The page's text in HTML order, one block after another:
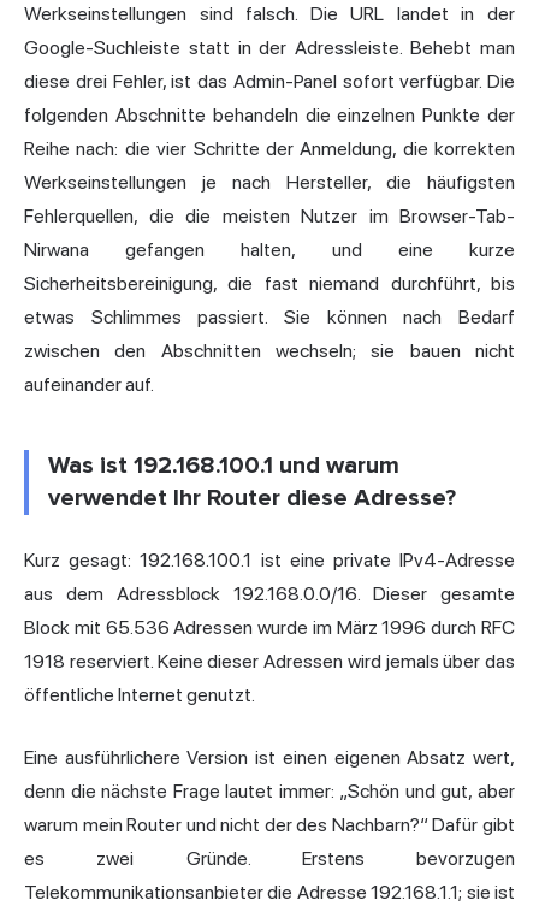
Werkseinstellungen sind falsch. Die URL landet in der
Google-Suchleiste statt in der Adressleiste. Behebt man
diese drei Fehler, ist das Admin-Panel sofort verfügbar. Die
folgenden Abschnitte behandeln die einzelnen Punkte der
Reihe nach: die vier Schritte der Anmeldung, die korrekten
Werkseinstellungen je nach Hersteller, die häufigsten
Fehlerquellen, die die meisten Nutzer im Browser-Tab-
Nirwana gefangen halten, und eine kurze
Sicherheitsbereinigung, die fast niemand durchführt, bis
etwas Schlimmes passiert. Sie können nach Bedarf
zwischen den Abschnitten wechseln; sie bauen nicht
aufeinander auf.
Was ist 192.168.100.1 und warum
verwendet Ihr Router diese Adresse?
Kurz gesagt: 192.168.100.1 ist eine private IPv4-Adresse
aus dem Adressblock 192.168.0.0/16. Dieser gesamte
Block mit 65.536 Adressen wurde im März 1996 durch RFC
1918 reserviert. Keine dieser Adressen wird jemals über das
öffentliche Internet genutzt.
Eine ausführlichere Version ist einen eigenen Absatz wert,
denn die nächste Frage lautet immer: „Schön und gut, aber
warum mein Router und nicht der des Nachbarn?“ Dafür gibt
es zwei Gründe. Erstens bevorzugen
Telekommunikationsanbieter die Adresse 192.168.1.1; sie ist